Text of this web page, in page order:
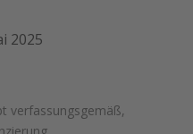
2025
verfassungsgemäß,